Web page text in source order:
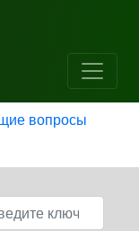
вопросы